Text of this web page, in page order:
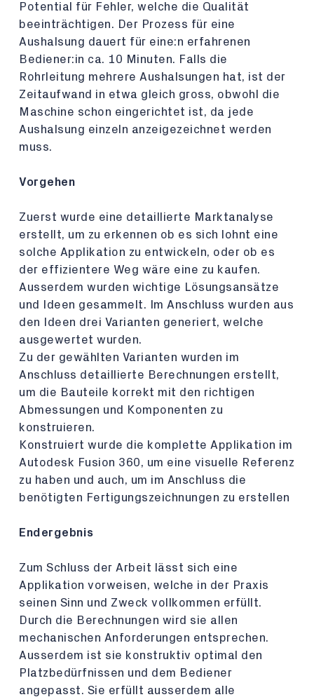
Potential für Fehler, welche die Qualität
beeinträchtigen. Der Prozess für eine
Aushalsung dauert für eine:n erfahrenen
Bediener:in ca. 10 Minuten. Falls die
Rohrleitung mehrere Aushalsungen hat, ist der
Zeitaufwand in etwa gleich gross, obwohl die
Maschine schon eingerichtet ist, da jede
Aushalsung einzeln anzeigezeichnet werden
muss.
Vorgehen
Zuerst wurde eine detaillierte Marktanalyse
erstellt, um zu erkennen ob es sich lohnt eine
solche Applikation zu entwickeln, oder ob es
der effizientere Weg wäre eine zu kaufen.
Ausserdem wurden wichtige Lösungsansätze
und Ideen gesammelt. Im Anschluss wurden aus
den Ideen drei Varianten generiert, welche
ausgewertet wurden.
Zu der gewählten Varianten wurden im
Anschluss detaillierte Berechnungen erstellt,
um die Bauteile korrekt mit den richtigen
Abmessungen und Komponenten zu
konstruieren.
Konstruiert wurde die komplette Applikation im
Autodesk Fusion 360, um eine visuelle Referenz
zu haben und auch, um im Anschluss die
benötigten Fertigungszeichnungen zu erstellen
Endergebnis
Zum Schluss der Arbeit lässt sich eine
Applikation vorweisen, welche in der Praxis
seinen Sinn und Zweck vollkommen erfüllt.
Durch die Berechnungen wird sie allen
mechanischen Anforderungen entsprechen.
Ausserdem ist sie konstruktiv optimal den
Platzbedürfnissen und dem Bediener
angepasst. Sie erfüllt ausserdem alle